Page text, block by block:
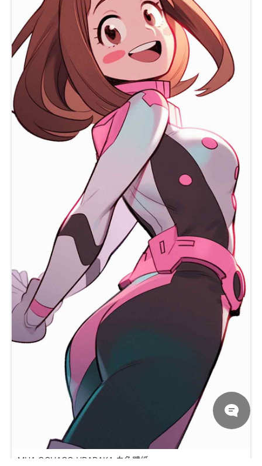
MHA OCHACO URARAKA 白色壁纸